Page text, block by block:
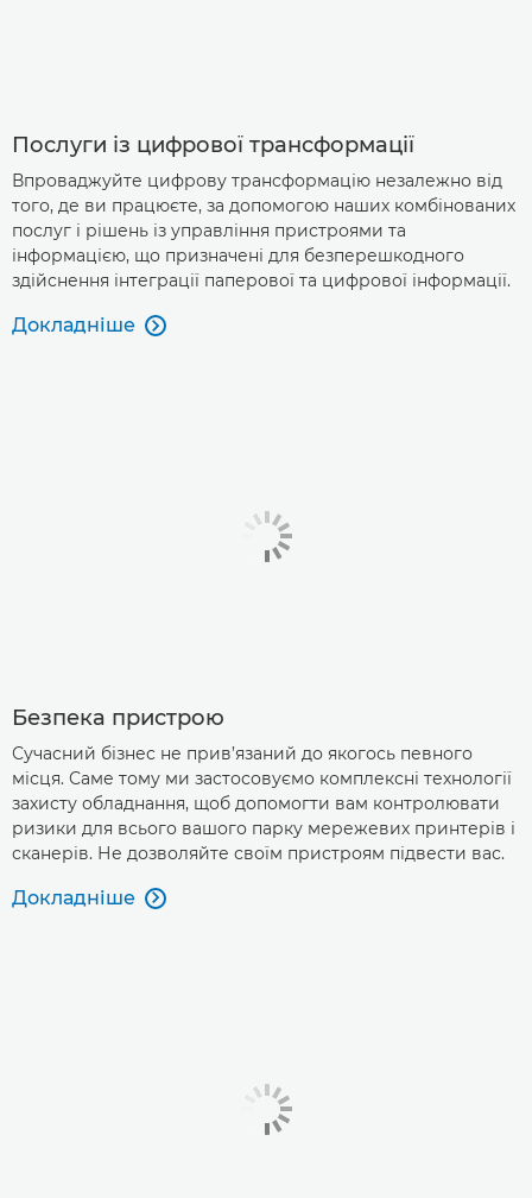
Послуги із цифрової трансформації
Впроваджуйте цифрову трансформацію незалежно від
того, де ви працюєте, за допомогою наших комбінованих
послуг і рішень із управління пристроями та
інформацією, що призначені для безперешкодного
здійснення інтеграції паперової та цифрової інформації.
Докладніше 
Безпека пристрою
Сучасний бізнес не прив’язаний до якогось певного
місця. Саме тому ми застосовуємо комплексні технології
захисту обладнання, щоб допомогти вам контролювати
ризики для всього вашого парку мережевих принтерів і
сканерів. Не дозволяйте своїм пристроям підвести вас.
Докладніше 